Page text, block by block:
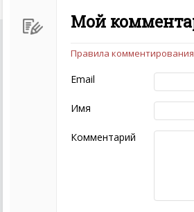
Мой
Чтобы ваш комментарий
следующих правил:
Комментарий не
эмоциональных
Не стоит
Пожалуйста, не
также призывы к
Не размещайте
Правила комментирования
Email
Имя
Комментарий